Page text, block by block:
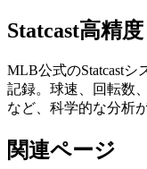
Statcast高精
MLB公式のStatcast
記録。球速、回転数
など、科学的な分析
関連ページ